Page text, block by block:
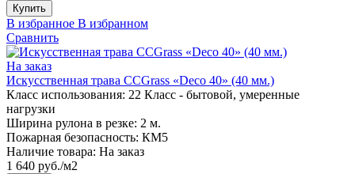
Купить
В избранное В избранном
Сравнить
На заказ
Искусственная трава CCGrass «Deco 40» (40 мм.)
Класс использования: 22 Класс - бытовой, умеренные
нагрузки
Ширина рулона в резке: 2 м.
Пожарная безопасность: КМ5
Наличие товара: На заказ
1 640 руб./м2